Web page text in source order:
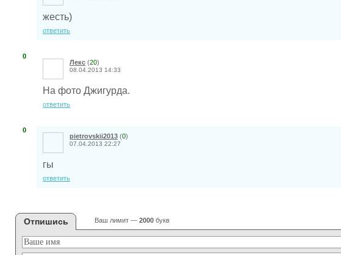
жесть)
ответить
0
Лекс (20)
08.04.2013 14:33
На фото Джигурда.
ответить
0
pietrovskii2013 (0)
07.04.2013 22:27
гы
ответить
Отпишись Ваш лимит — 2000 букв